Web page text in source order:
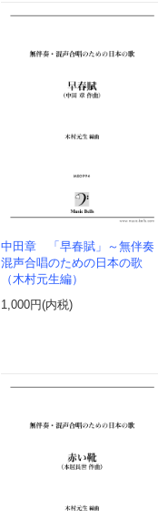
中田章 「早春賦」～無伴奏
混声合唱のための日本の歌
（木村元生編）
1,000円(内税)